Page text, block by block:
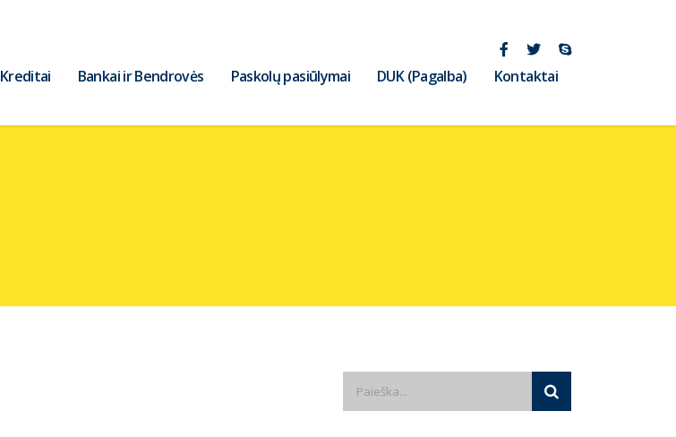
Kreditai Bankai ir Bendrovės Paskolų pasiūlymai DUK (Pagalba) Kontaktai